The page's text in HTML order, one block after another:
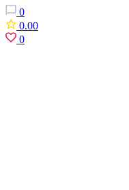
0
0.00
0